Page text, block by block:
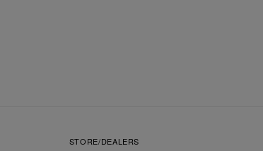
STORE/DEALERS